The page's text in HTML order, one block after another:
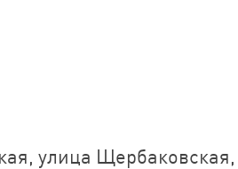
улица Щербаковская,